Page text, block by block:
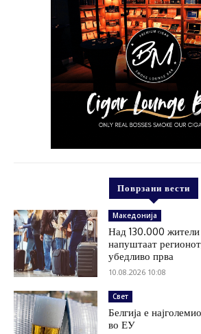
Поврзани вести
Македонија
Над 130.000
напуштаат
убедливо прва
10.08.2026 10:08
Свет
Белгија е
во ЕУ